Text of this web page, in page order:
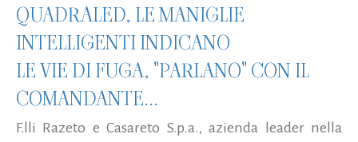
QUADRALED, LE MANIGLIE
INTELLIGENTI INDICANO
LE VIE DI FUGA, "PARLANO" CON IL
COMANDANTE...
F.lli Razeto e Casareto S.p.a., azienda leader nella